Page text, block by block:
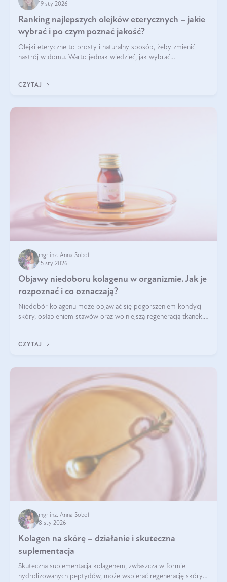
19 sty 2026
Ranking najlepszych olejków eterycznych – jakie
wybrać i po czym poznać jakość?
Olejki eteryczne to prosty i naturalny sposób, żeby zmienić
nastrój w domu. Warto jednak wiedzieć, jak wybrać
kryteria wyboru!
CZYTAJ
mgr inż. Anna Sobol
15 sty 2026
Objawy niedoboru kolagenu w organizmie. Jak je
rozpoznać i co oznaczają?
Niedobór kolagenu może objawiać się pogorszeniem kondycji
skóry, osłabieniem stawów oraz wolniejszą regeneracją tkanek.
osłabienie włosów.
CZYTAJ
mgr inż. Anna Sobol
8 sty 2026
Kolagen na skórę – działanie i skuteczna
suplementacja
Skuteczna suplementacja kolagenem, zwłaszcza w formie
hydrolizowanych peptydów, może wspierać regenerację skóry i